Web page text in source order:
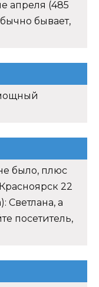
апреля (485
бывает,
было, плюс
22
Светлана, а
посетитель,